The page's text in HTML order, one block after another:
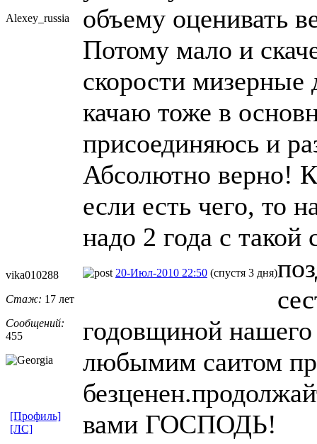
Alexey_russi​a
объему оценивать
Потому мало и
скорости
качаю тоже в
присоединяюсь и
Абсолютно верно!
если есть чего, то
надо 2 года с такой
vika010288
Стаж: 17 лет
Сообщений:
455
20-Июл-2010 22:50 (спустя 3 дня)
годовщиной нашего
любымим саитом
вами ГОСПОДЬ!
[Профиль]
[ЛС]